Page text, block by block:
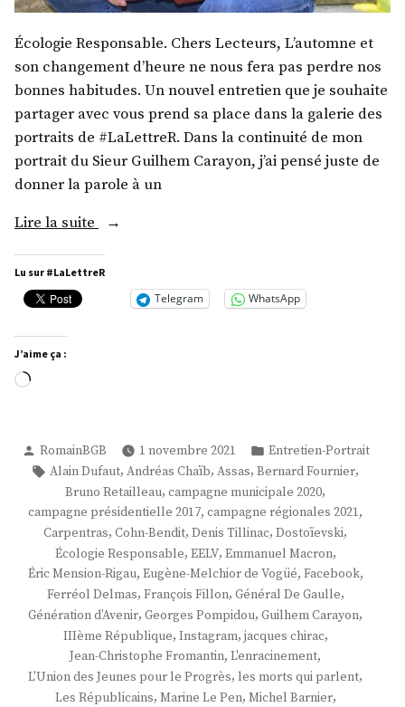
Écologie Responsable. Chers Lecteurs, L’automne et
son changement d’heure ne nous fera pas perdre nos
bonnes habitudes. Un nouvel entretien que je souhaite
partager avec vous prend sa place dans la galerie des
portraits de #LaLettreR. Dans la continuité de mon
portrait du Sieur Guilhem Carayon, j’ai pensé juste de
donner la parole à un
Lire la suite
« M.
Delmas »
Lu sur #LaLettreR
Telegram WhatsApp
J’aime ça :
Chargement…
Publié
par
RomainBGB 1 novembre 2021
Publié
dans
Entretien-Portrait
Étiquettes :
Alain Dufaut, Andréas Chaïb, Assas, Bernard Fournier,
Bruno Retailleau, campagne municipale 2020,
campagne présidentielle 2017, campagne régionales 2021,
Carpentras, Cohn-Bendit, Denis Tillinac, Dostoïevski,
Écologie Responsable, EELV, Emmanuel Macron,
Éric Mension-Rigau, Eugène-Melchior de Vogüé, Facebook,
Ferréol Delmas, François Fillon, Général De Gaulle,
Génération d’Avenir, Georges Pompidou, Guilhem Carayon,
IIIème République, Instagram, jacques chirac,
Jean-Christophe Fromantin, L'enracinement,
L'Union des Jeunes pour le Progrès, les morts qui parlent,
Les Républicains, Marine Le Pen, Michel Barnier,